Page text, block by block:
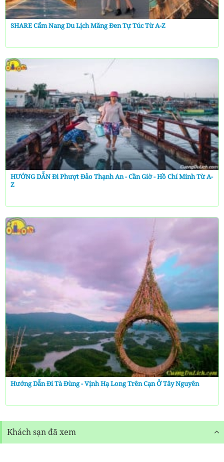
SHARE Cẩm Nang Du Lịch Măng Đen Tự Túc Từ A-Z
HƯỚNG DẪN Đi Phượt Đảo Thạnh An - Cần Giờ - Hồ Chí Minh Từ A-
Z
Hướng Dẫn Đi Tà Đùng - Vịnh Hạ Long Trên Cạn Ở Tây Nguyên
Khách sạn đã xem